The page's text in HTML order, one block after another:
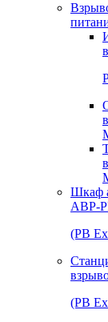
Шкаф
АВР-
(РВ
(РВ